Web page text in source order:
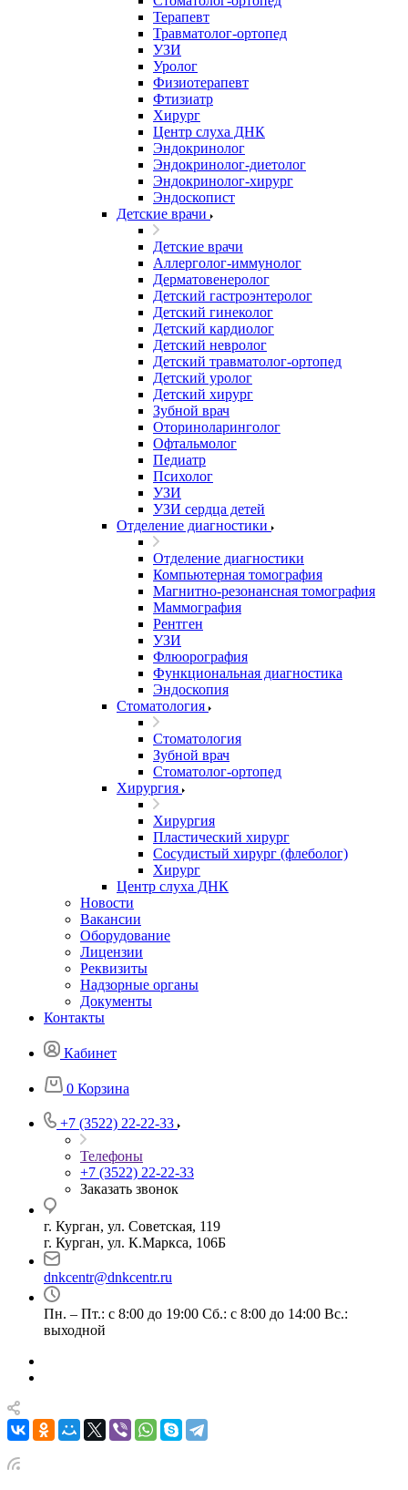
Терапевт
Травматолог-ортопед
УЗИ
Уролог
Физиотерапевт
Фтизиатр
Хирург
Центр слуха ДНК
Эндокринолог
Эндокринолог-диетолог
Эндокринолог-хирург
Эндоскопист
Детские врачи
Детские врачи
Аллерголог-иммунолог
Дерматовенеролог
Детский гастроэнтеролог
Детский гинеколог
Детский кардиолог
Детский невролог
Детский травматолог-ортопед
Детский уролог
Детский хирург
Зубной врач
Оториноларинголог
Офтальмолог
Педиатр
Психолог
УЗИ
УЗИ сердца детей
Отделение диагностики
Отделение диагностики
Компьютерная томография
Магнитно-резонансная томография
Маммография
Рентген
УЗИ
Флюорография
Функциональная диагностика
Эндоскопия
Стоматология
Стоматология
Зубной врач
Стоматолог-ортопед
Хирургия
Хирургия
Пластический хирург
Сосудистый хирург (флеболог)
Хирург
Центр слуха ДНК
Новости
Вакансии
Оборудование
Лицензии
Реквизиты
Надзорные органы
Документы
Контакты
Кабинет
0 Корзина
+7 (3522) 22-22-33
Телефоны
+7 (3522) 22-22-33
Заказать звонок
г. Курган, ул. Советская, 119
г. Курган, ул. К.Маркса, 106Б
dnkcentr@dnkcentr.ru
Пн. – Пт.: с 8:00 до 19:00 Сб.: с 8:00 до 14:00 Вс.:
выходной